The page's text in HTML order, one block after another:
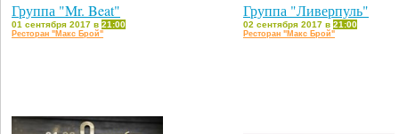
Группа "Mr. Beat"
01 сентября 2017 в 21:00
Ресторан "Макс Брой"
Группа "Ливерпуль"
02 сентября 2017 в 21:00
Ресторан "Макс Брой"